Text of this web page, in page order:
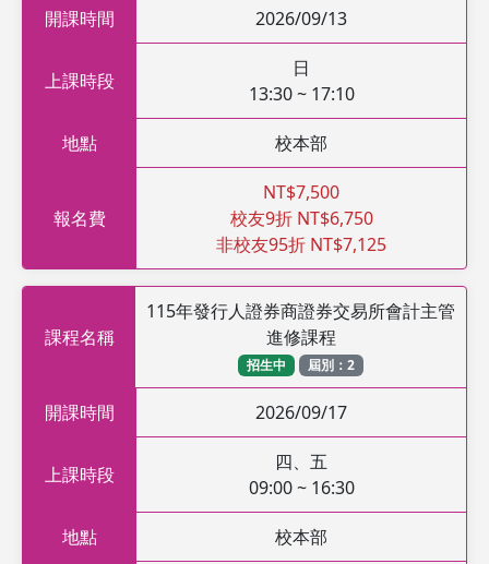
開課時間 2026/09/13
上課時段
日
13:30 ~ 17:10
地點 校本部
報名費
NT$7,500
校友9折 NT$6,750
非校友95折 NT$7,125
課程名稱
115年發行人證券商證券交易所會計主管
進修課程
招生中 屆別：2
開課時間 2026/09/17
上課時段
四、五
09:00 ~ 16:30
地點 校本部